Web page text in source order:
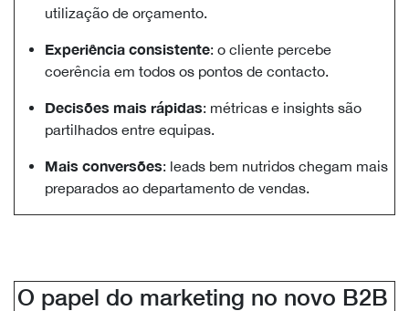
utilização de orçamento.
Experiência consistente: o cliente percebe
coerência em todos os pontos de contacto.
Decisões mais rápidas: métricas e insights são
partilhados entre equipas.
Mais conversões: leads bem nutridos chegam mais
preparados ao departamento de vendas.
O papel do marketing no novo B2B